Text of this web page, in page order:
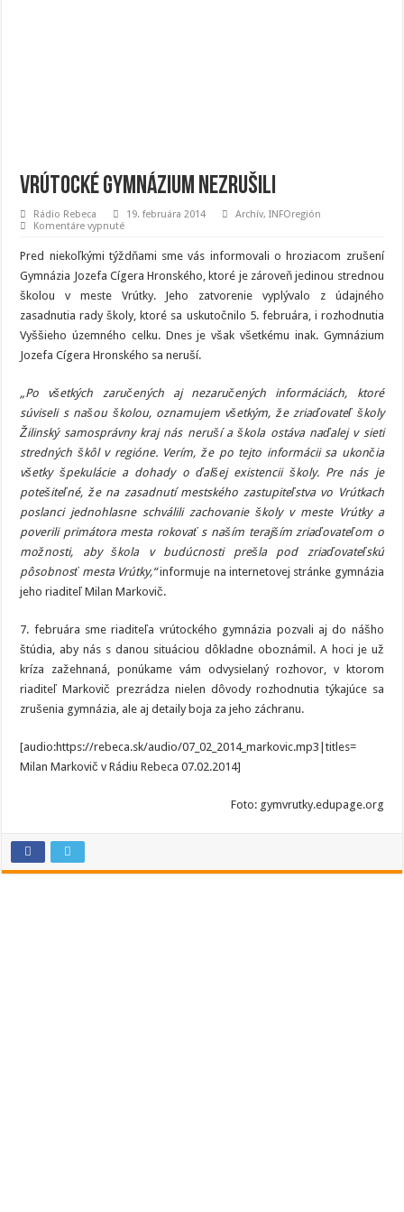
Vrútocké gymnázium nezrušili
Rádio Rebeca 19. februára 2014 Archív,INFOregión
Komentáre vypnuténa
gymnázium
nezrušili
Pred niekoľkými týždňami sme vás informovali o hroziacom zrušení
Gymnázia Jozefa Cígera Hronského, ktoré je zároveň jedinou strednou
školou v meste Vrútky. Jeho zatvorenie vyplývalo z údajného
zasadnutia rady školy, ktoré sa uskutočnilo 5. februára, i rozhodnutia
Vyššieho územného celku. Dnes je však všetkému inak. Gymnázium
Jozefa Cígera Hronského sa neruší.
„Po všetkých zaručených aj nezaručených informáciách, ktoré
súviseli s našou školou, oznamujem všetkým, že zriaďovateľ školy
Žilinský samosprávny kraj nás neruší a škola ostáva naďalej v sieti
stredných škôl v regióne. Verím, že po tejto informácii sa ukončia
všetky špekulácie a dohady o ďalšej existencii školy. Pre nás je
potešiteľné, že na zasadnutí mestského zastupiteľstva vo Vrútkach
poslanci jednohlasne schválili zachovanie školy v meste Vrútky a
poverili primátora mesta rokovať s naším terajším zriaďovateľom o
možnosti, aby škola v budúcnosti prešla pod zriaďovateľskú
pôsobnosť mesta Vrútky,“informuje na internetovej stránke gymnázia
jeho riaditeľ Milan Markovič.
7. februára sme riaditeľa vrútockého gymnázia pozvali aj do nášho
štúdia, aby nás s danou situáciou dôkladne oboznámil. A hoci je už
kríza zažehnaná, ponúkame vám odvysielaný rozhovor, v ktorom
riaditeľ Markovič prezrádza nielen dôvody rozhodnutia týkajúce sa
zrušenia gymnázia, ale aj detaily boja za jeho záchranu.
[audio:https://rebeca.sk/audio/07_02_2014_markovic.mp3|titles=
Milan Markovič v Rádiu Rebeca 07.02.2014]
Foto: gymvrutky.edupage.org